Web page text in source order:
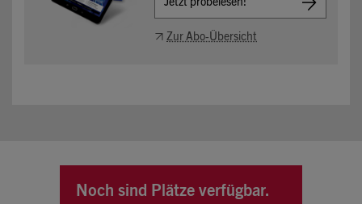
Zur Abo-Übersicht
Noch sind Plätze verfügbar.